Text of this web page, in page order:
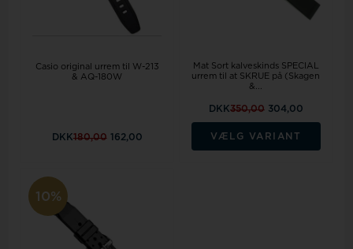
Casio original urrem til W-213
& AQ-180W
DKK180,00 162,00
Mat Sort kalveskinds SPECIAL
urrem til at SKRUE på (Skagen
&...
DKK350,00 304,00
VÆLG VARIANT
10%